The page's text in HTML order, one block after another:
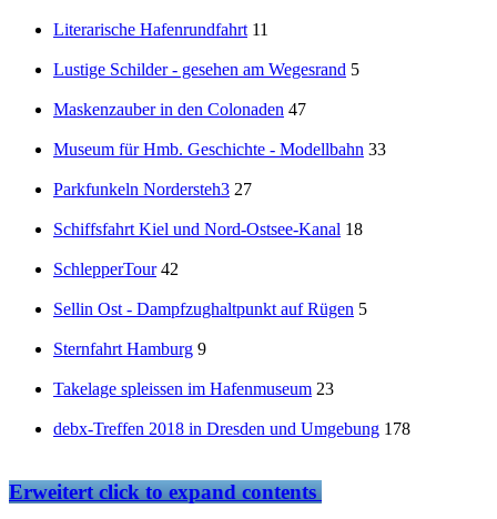
Literarische Hafenrundfahrt 11
Lustige Schilder - gesehen am Wegesrand 5
Maskenzauber in den Colonaden 47
Museum für Hmb. Geschichte - Modellbahn 33
Parkfunkeln Nordersteh3 27
Schiffsfahrt Kiel und Nord-Ostsee-Kanal 18
SchlepperTour 42
Sellin Ost - Dampfzughaltpunkt auf Rügen 5
Sternfahrt Hamburg 9
Takelage spleissen im Hafenmuseum 23
debx-Treffen 2018 in Dresden und Umgebung 178
Erweitertclick to expand contents